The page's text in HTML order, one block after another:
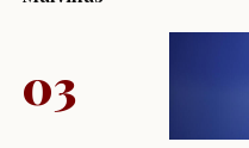
03